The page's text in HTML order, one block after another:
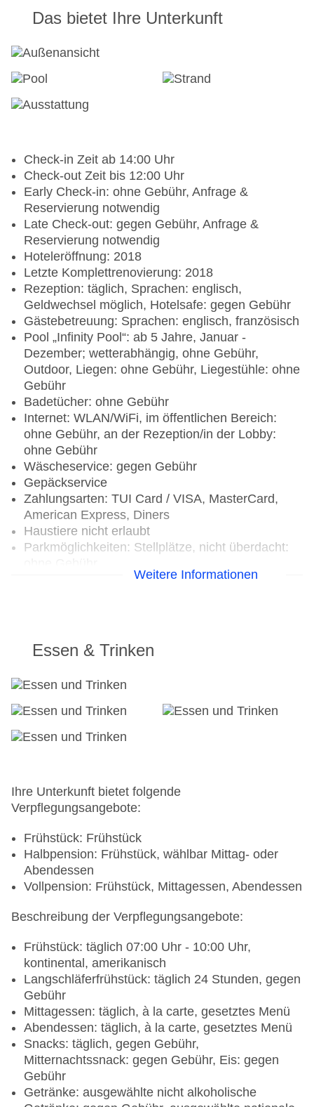
Das bietet Ihre Unterkunft
Check-in Zeit ab 14:00 Uhr
Check-out Zeit bis 12:00 Uhr
Early Check-in: ohne Gebühr, Anfrage &
Reservierung notwendig
Late Check-out: gegen Gebühr, Anfrage &
Reservierung notwendig
Hoteleröffnung: 2018
Letzte Komplettrenovierung: 2018
Rezeption: täglich, Sprachen: englisch,
Geldwechsel möglich, Hotelsafe: gegen Gebühr
Gästebetreuung: Sprachen: englisch, französisch
Pool „Infinity Pool“: ab 5 Jahre, Januar -
Dezember; wetterabhängig, ohne Gebühr,
Outdoor, Liegen: ohne Gebühr, Liegestühle: ohne
Gebühr
Badetücher: ohne Gebühr
Internet: WLAN/WiFi, im öffentlichen Bereich:
ohne Gebühr, an der Rezeption/in der Lobby:
ohne Gebühr
Wäscheservice: gegen Gebühr
Gepäckservice
Zahlungsarten: TUI Card / VISA, MasterCard,
American Express, Diners
Haustiere nicht erlaubt
Parkmöglichkeiten: Stellplätze, nicht überdacht:
Gebäudeanzahl: 1, Etagen: 2, Zimmer: 58
Weitere Informationen
Essen & Trinken
Ihre Unterkunft bietet folgende
Verpflegungsangebote:
Frühstück: Frühstück
Halbpension: Frühstück, wählbar Mittag- oder
Abendessen
Vollpension: Frühstück, Mittagessen, Abendessen
Beschreibung der Verpflegungsangebote:
Frühstück: täglich 07:00 Uhr - 10:00 Uhr,
kontinental, amerikanisch
Langschläferfrühstück: täglich 24 Stunden, gegen
Gebühr
Mittagessen: täglich, à la carte, gesetztes Menü
Abendessen: täglich, à la carte, gesetztes Menü
Snacks: täglich, gegen Gebühr,
Mitternachtssnack: gegen Gebühr, Eis: gegen
Gebühr
Getränke: ausgewählte nicht alkoholische